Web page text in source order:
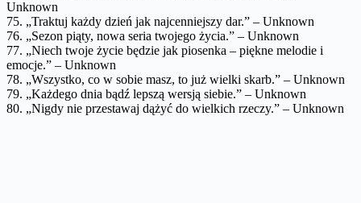
Unknown
75. „Traktuj każdy dzień jak najcenniejszy dar.” – Unknown
76. „Sezon piąty, nowa seria twojego życia.” – Unknown
77. „Niech twoje życie będzie jak piosenka – piękne melodie i
emocje.” – Unknown
78. „Wszystko, co w sobie masz, to już wielki skarb.” – Unknown
79. „Każdego dnia bądź lepszą wersją siebie.” – Unknown
80. „Nigdy nie przestawaj dążyć do wielkich rzeczy.” – Unknown